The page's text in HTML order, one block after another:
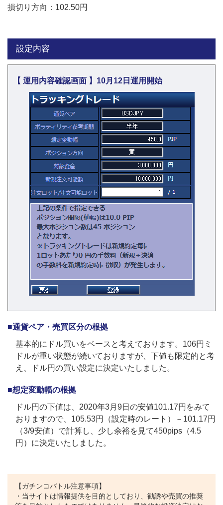
損切り方向：102.50円
設定内容
【 運用内容確認画面 】10月12日運用開始
■通貨ペア・売買区分の根拠
基本的にドル買いをベースと考えております。106円ミ
ドルが重い状態が続いておりますが、下値も限定的と考
え、ドル円の買い設定に決定いたしました。
■想定変動幅の根拠
ドル円の下値は、2020年3月9日の安値101.17円をみて
おりますので、105.53円（設定時のレート）－101.17円
（3/9安値）で計算し、少し余裕を見て450pips（4.5
円）に決定いたしました。
【ガチンコバトル注意事項】
・当サイトは情報提供を目的としており、勧誘や売買の推奨